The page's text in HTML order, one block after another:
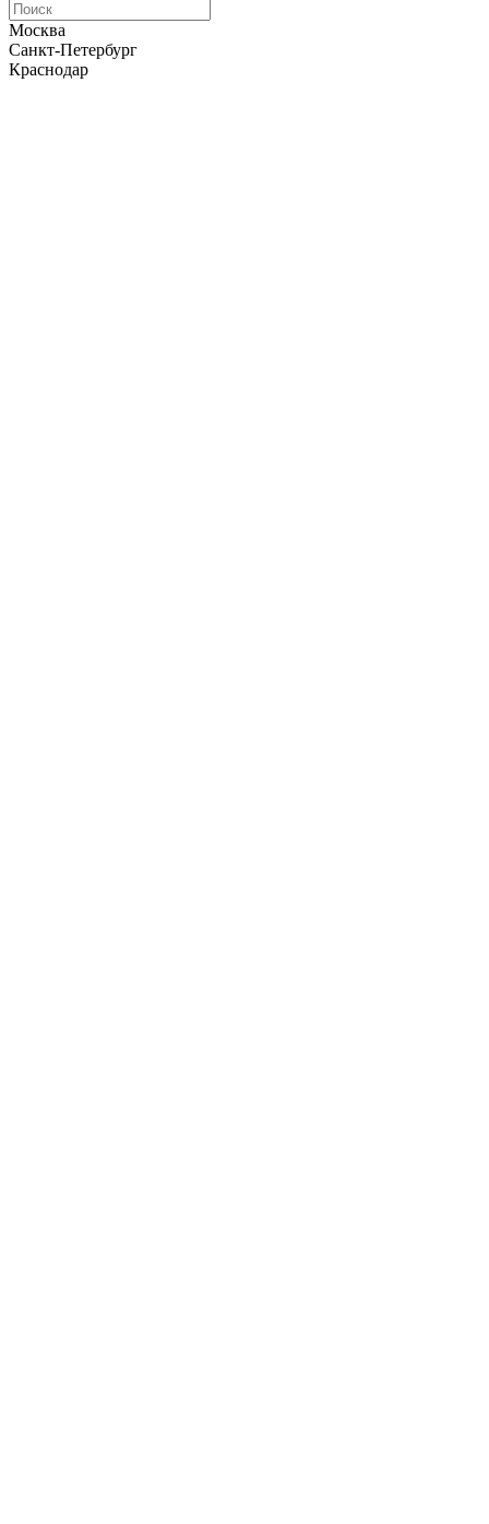
Москва
Санкт-Петербург
Краснодар